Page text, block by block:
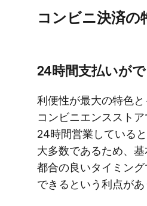
コンビニ決済の​
24時間支払いが​
利便性が​最大の​特色と
コンビニエンスストア
24時間営業している​
大多数である​ため、​
都合の​良い​タイミン
できると​いう​利点が​あ